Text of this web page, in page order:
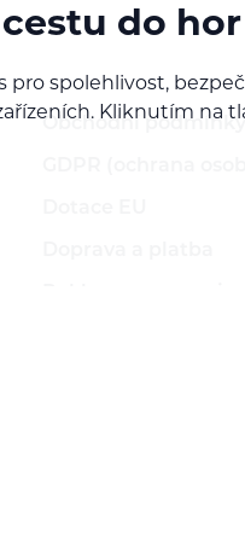
Obchodní podmínky
do hor
pro spolehlivost,
Kliknutím na